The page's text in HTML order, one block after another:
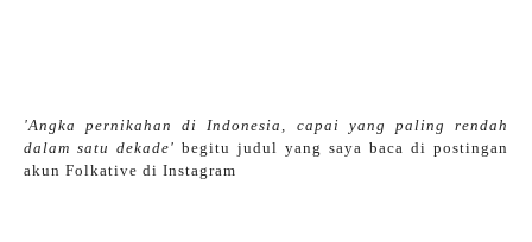
'Angka pernikahan di Indonesia, capai yang paling rendah
dalam satu dekade' begitu judul yang saya baca di postingan
akun Folkative di Instagram